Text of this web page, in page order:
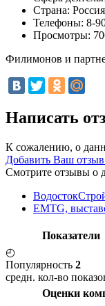
Страна: Россия
Телефоны: 8-
Просмотры:
Филимонов и
Написать
К сожалению, о
Добавить Ваш
Смотрите отзывы о
EMTG,
Показатели
◴
Популярность 2
средн. кол-во
Оценки